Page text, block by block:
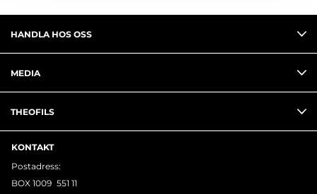
HANDLA HOS OSS
MEDIA
THEOFILS
KONTAKT
Postadress:
BOX 1009 551 11